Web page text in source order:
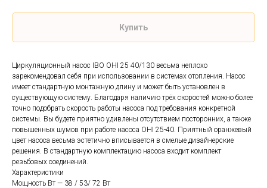
Купить
Циркуляционный насос IBO OHI 25 40/130 весьма неплохо
зарекомендовал себя при использовании в системах отопления. Насос
имеет стандартную монтажную длину и может быть установлен в
существующую систему. Благодаря наличию трёх скоростей можно более
точно подобрать скорость работы насоса под требования конкретной
системы. Вы будете приятно удивлены отсутствием посторонних, а также
повышенных шумов при работе насоса OHI 25-40. Приятный оранжевый
цвет насоса весьма эстетично вписывается в смелые дизайнерские
решения. В стандартную комплектацию насоса входит комплект
резьбовых соединений.
Характеристики
Мощность Вт — 38 / 53/ 72 Вт